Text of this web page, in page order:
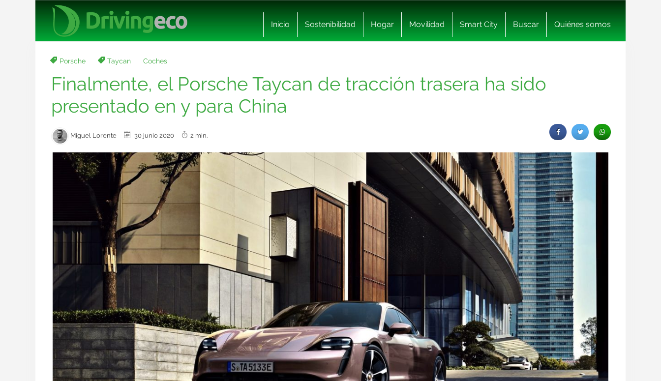
Inicio Sostenibilidad Hogar Movilidad Smart City Buscar Quiénes somos
Porsche Taycan Coches
Finalmente, el Porsche Taycan de tracción trasera ha sido
presentado en y para China
Miguel Lorente 30 junio 2020 2 min.